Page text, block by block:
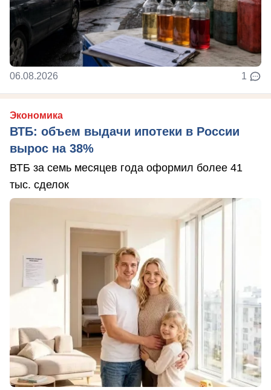
06.08.2026 1
Экономика
ВТБ: объем выдачи ипотеки в России
вырос на 38%
ВТБ за семь месяцев года оформил более 41
тыс. сделок